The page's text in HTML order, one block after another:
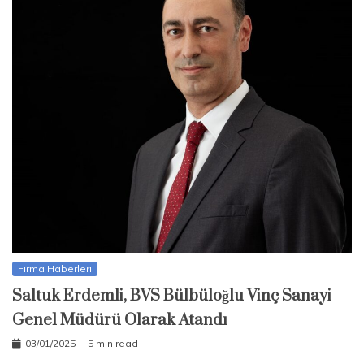
Firma Haberleri
Saltuk Erdemli, BVS Bülbüloğlu Vinç Sanayi
Genel Müdürü Olarak Atandı
03/01/2025 5 min read